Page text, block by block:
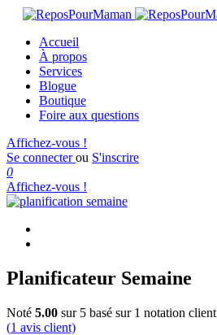
Accueil
À propos
Services
Blogue
Boutique
Foire aux questions
Affichez-vous !
Se connecterou S'inscrire
0
Affichez-vous !
Planificateur Semaine
Noté 5.00 sur 5 basé sur 1 notation client
(1 avis client)